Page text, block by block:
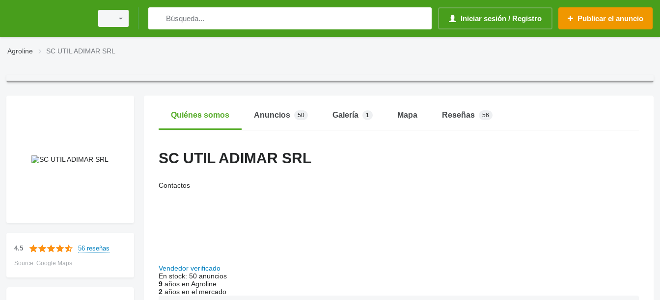
Iniciar sesión / Registro Publicar el anuncio
Agroline SC UTIL ADIMAR SRL
4.5 56 reseñas
Source: Google Maps
Quiénes somos Anuncios 50 Galería 1 Mapa Reseñas 56
SC UTIL ADIMAR SRL
Contactos
Vendedor verificado
En stock: 50 anuncios
9años en Agroline
2años en el mercado